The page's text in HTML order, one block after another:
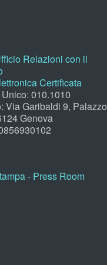
Relazioni con il
Certificata
010.1010
Via Garibaldi 9, Palazzo
Genova
- Press Room